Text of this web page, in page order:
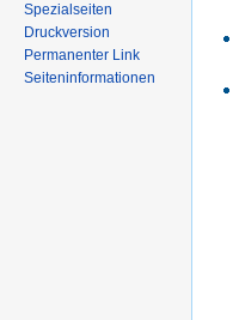
Spezialseiten
Druckversion
Permanenter Link
Seiteninformationen